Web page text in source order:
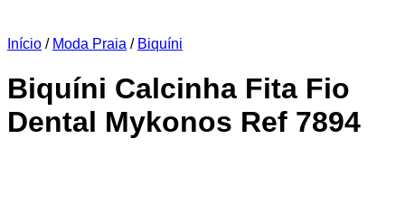
Início / Moda Praia / Biquíni
Biquíni Calcinha Fita Fio
Dental Mykonos Ref 7894